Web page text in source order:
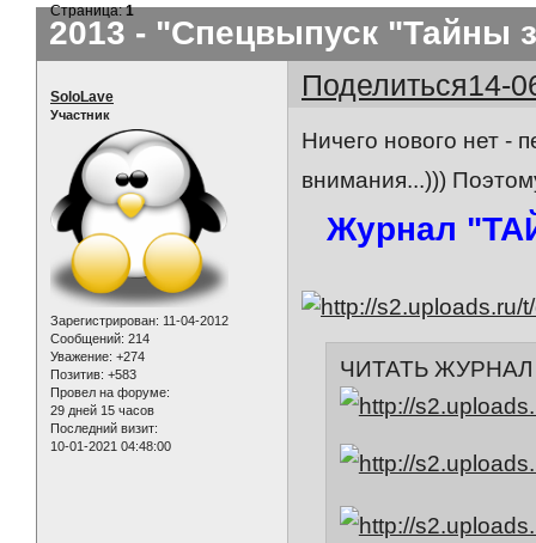
2013 - "Спецвыпуск "Тайны
Страница:1
Поделиться14-
SoloLave
Участник
Зарегистрирован: 11-04-2012
Сообщений: 214
Уважение: +274
Позитив: +583
Провел на форуме:
29 дней 15 часов
Последний визит:
10-01-2021 04:48:00
Ничего нового нет -
внимания...)))
Журнал
ЧИТАТЬ ЖУРНАЛ